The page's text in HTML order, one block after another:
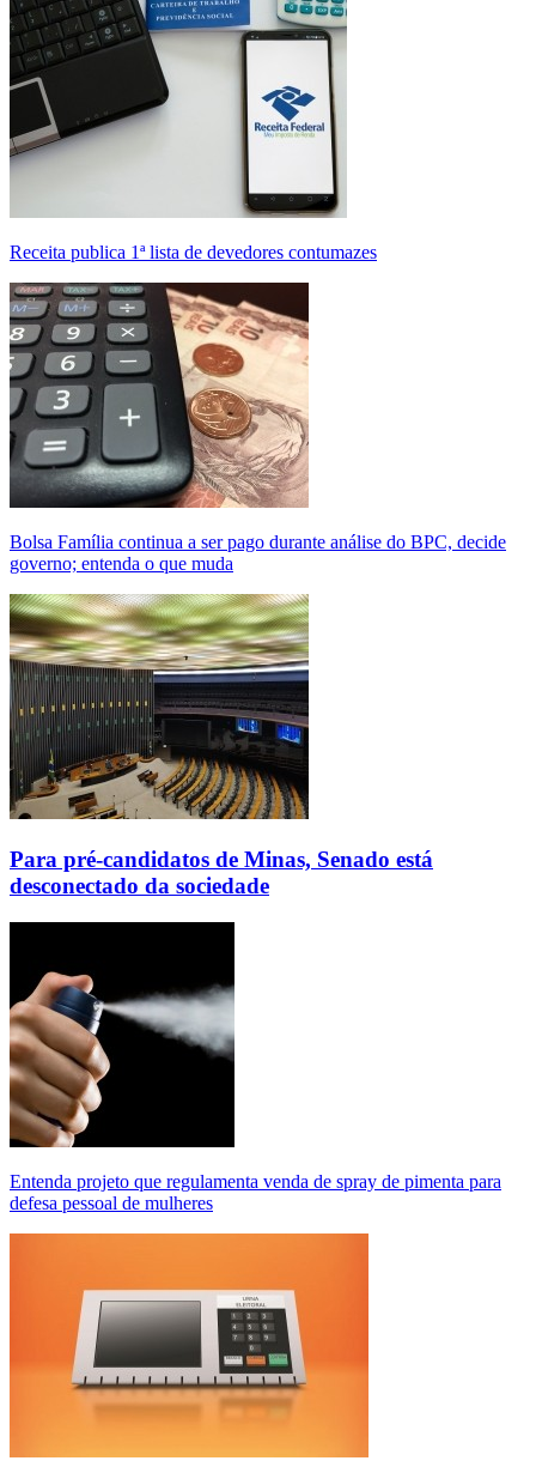
Receita publica 1ª lista de devedores contumazes
Bolsa Família continua a ser pago durante análise do BPC, decide
governo; entenda o que muda
Para pré-candidatos de Minas, Senado está
desconectado da sociedade
Entenda projeto que regulamenta venda de spray de pimenta para
defesa pessoal de mulheres